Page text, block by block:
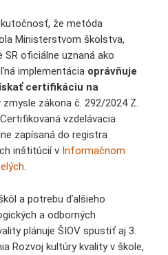
že metóda
Ministerstvom školstva,
SR oficiálne uznaná ako
implementácia oprávňuje
certifikáciu na
zmysle zákona č. 292/2024 Z.
vzdelávacia
zapísaná do registra
inštitúcií v Informačnom
.
a potrebu ďalšieho
a odborných
plánuje ŠIOV spustiť aj 3.
Rozvoj kultúry kvality v škole,